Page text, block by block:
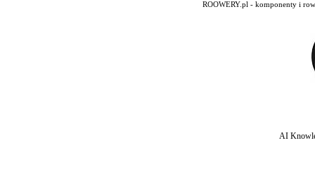
ROOWERY.pl - komponenty i
AI